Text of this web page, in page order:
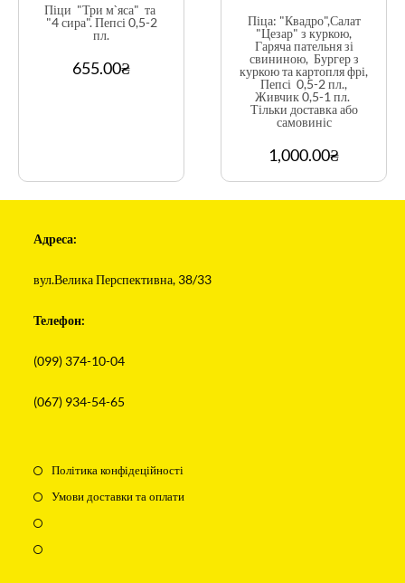
Піци "Три м`яса" та
"4 сира". Пепсі 0,5-2
пл.
655.00₴
Піца: "Квадро",Салат
"Цезар" з куркою,
Гаряча пательня зі
свининою, Бургер з
куркою та картопля фрі,
Пепсі 0,5-2 пл.,
Живчик 0,5-1 пл.
Тільки доставка або
самовиніс
1,000.00₴
Адреса:
вул.Велика Перспективна, 38/33
Телефон:
(099) 374-10-04
(067) 934-54-65
Політика конфідеційності
Умови доставки та оплати